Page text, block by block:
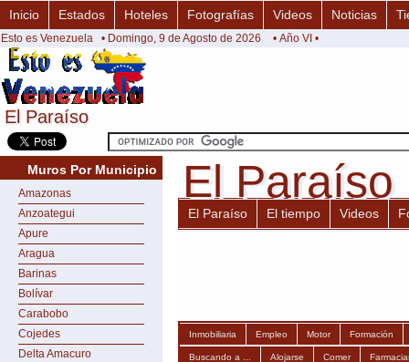
El Paraíso
El Paraíso
Inicio Estados Hoteles Fotografías Videos Noticias
Esto es Venezuela • Domingo, 9 de Agosto de 2026 • Año VI •
Muros Por Municipio
Amazonas
Anzoategui
Apure
Aragua
Barinas
Bolívar
Carabobo
Cojedes
Delta Amacuro
El Paraíso
El Paraíso
El Paraíso El tiempo Videos
Inmobiliaria Empleo Motor Formación
Buscando a ... Alojarse Comer